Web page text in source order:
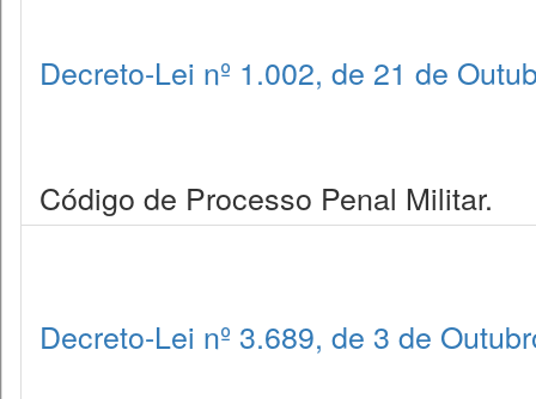
Decreto-Lei nº 1.002, de 21 de
Código de Processo Penal Militar.
Decreto-Lei nº 3.689, de 3 de